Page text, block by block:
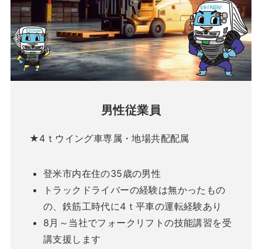
男性従業員
★4ｔウイング車専属・地場共配配属
登米市内在住の35歳の男性
トラックドライバーの経験は無かったもの
の、鉄筋工時代に4ｔ平車の運転経験あり
8月～当社でフォークリフトの技能講習を受
講支援します